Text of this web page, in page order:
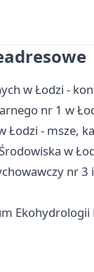
w Łodzi -
nr 1 w
Łodzi - msze,
w
nr